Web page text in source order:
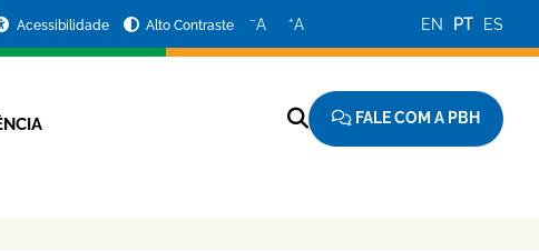
Acessibilidade Alto Contraste −A +A EN PT ES
FALE COM A PBH